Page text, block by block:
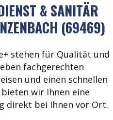
& SANITÄR
(69469)
stehen für Qualität und
fachgerechten
und einen schnellen
wir Ihnen eine
direkt bei Ihnen vor Ort.